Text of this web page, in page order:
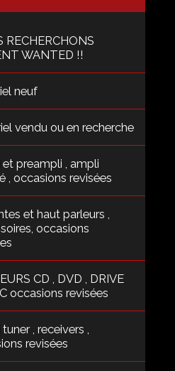
RECHERCHONS
WANTED !!
neuf
vendu ou en recherche
preampli , ampli
, occasions revisées
et haut parleurs ,
occasions
CD , DVD , DRIVE
occasions revisées
, receivers ,
revisées